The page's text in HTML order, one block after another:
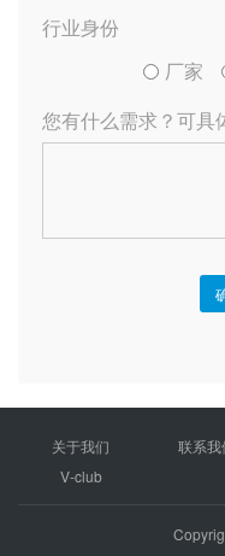
关于我们 联系我
V-club